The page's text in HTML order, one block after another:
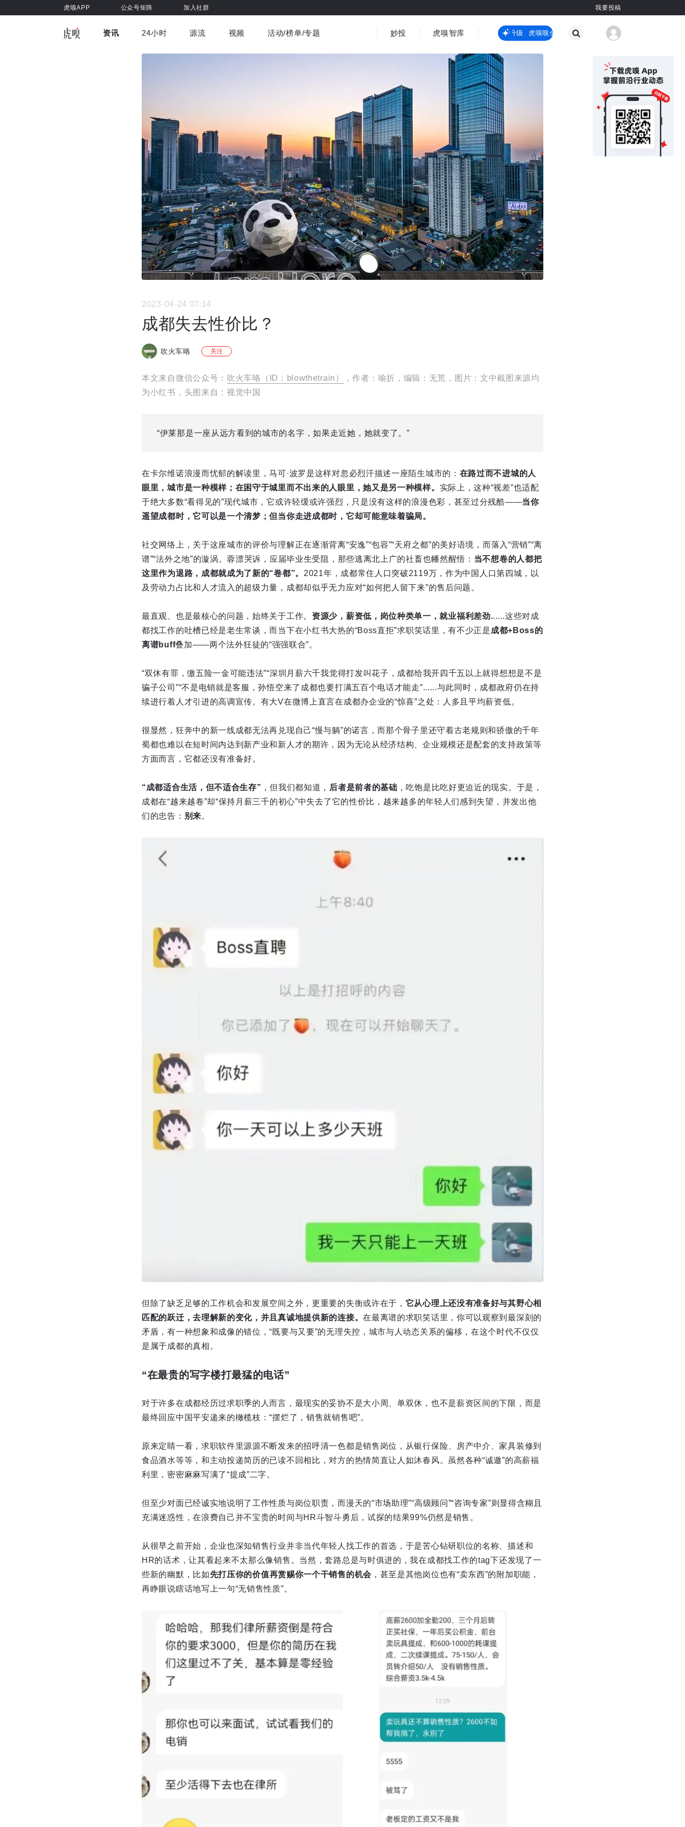
虎嗅APP 公众号矩阵 加入社群 我要投稿
资讯
车与出行 商业消费 社会文化 金融财经 出海
国际热点
其他
24小时 源流 视频 活动/榜单/专题 妙投 虎嗅智库 虎嗅嗅全新升级 虎嗅嗅全新升级
2023-04-24 07:14
成都失去性价比？
吹火车咯 关注
本文来自微信公众号： 吹火车咯（ID：blowthetrain）
，作者：喻折，编辑：无荒，图片：文中截图来源均
为小红书，头图来自：视觉中国
“伊莱那是一座从远方看到的城市的名字，如果走近她，她就变了。”
在卡尔维诺浪漫而忧郁的解读里，马可·波罗是这样对忽必烈汗描述一座陌生城市的： 在路过而不进城的人
眼里，城市是一种模样；在困守于城里而不出来的人眼里，她又是另一种模样。 实际上，这种“视差”也适配
于绝大多数“看得见的”现代城市，它或许轻缓或许强烈，只是没有这样的浪漫色彩，甚至过分残酷——当你
遥望成都时，它可以是一个清梦；但当你走进成都时，它却可能意味着骗局。
社交网络上，关于这座城市的评价与理解正在逐渐背离“安逸”“包容”“天府之都”的美好语境，而落入“营销”“离
谱”“法外之地”的漩涡。蓉漂哭诉，应届毕业生受阻，那些逃离北上广的社畜也幡然醒悟： 当不想卷的人都把
这里作为退路，成都就成为了新的“卷都”。 2021年，成都常住人口突破2119万，作为中国人口第四城，以
及劳动力占比和人才流入的超级力量，成都却似乎无力应对“如何把人留下来”的售后问题。
最直观、也是最核心的问题，始终关于工作。 资源少，薪资低，岗位种类单一，就业福利差劲......这些对成
都找工作的吐槽已经是老生常谈，而当下在小红书大热的“Boss直拒”求职笑话里，有不少正是成都+Boss的
离谱buff叠加——两个法外狂徒的“强强联合”。
“双休有罪，缴五险一金可能违法”“深圳月薪六千我觉得打发叫花子，成都给我开四千五以上就得想想是不是
骗子公司”“不是电销就是客服，孙悟空来了成都也要打满五百个电话才能走”......与此同时，成都政府仍在持
续进行着人才引进的高调宣传。有大V在微博上直言在成都办企业的“惊喜”之处：人多且平均薪资低。
很显然，狂奔中的新一线成都无法再兑现自己“慢与躺”的诺言，而那个骨子里还守着古老规则和骄傲的千年
蜀都也难以在短时间内达到新产业和新人才的期许，因为无论从经济结构、企业规模还是配套的支持政策等
方面而言，它都还没有准备好。
“成都适合生活，但不适合生存” ，但我们都知道， 后者是前者的基础 ，吃饱是比吃好更迫近的现实。于是，
成都在“越来越卷”却“保持月薪三千的初心”中失去了它的性价比，越来越多的年轻人们感到失望，并发出他
们的忠告： 别来。
但除了缺乏足够的工作机会和发展空间之外，更重要的失衡或许在于， 它从心理上还没有准备好与其野心相
匹配的跃迁，去理解新的变化，并且真诚地提供新的连接。在最离谱的求职笑话里，你可以观察到最深刻的
矛盾，有一种想象和成像的错位，“既要与又要”的无理失控，城市与人动态关系的偏移，在这个时代不仅仅
是属于成都的真相。
“在最贵的写字楼打最猛的电话”
对于许多在成都经历过求职季的人而言，最现实的妥协不是大小周、单双休，也不是薪资区间的下限，而是
最终回应中国平安递来的橄榄枝：“摆烂了，销售就销售吧”。
原来定睛一看，求职软件里源源不断发来的招呼清一色都是销售岗位，从银行保险、房产中介、家具装修到
食品酒水等等，和主动投递简历的已读不回相比，对方的热情简直让人如沐春风。虽然各种“诚邀”的高薪福
利里，密密麻麻写满了“提成”二字。
但至少对面已经诚实地说明了工作性质与岗位职责，而漫天的“市场助理”“高级顾问”“咨询专家”则显得含糊且
充满迷惑性，在浪费自己并不宝贵的时间与HR斗智斗勇后，试探的结果99%仍然是销售。
从很早之前开始，企业也深知销售行业并非当代年轻人找工作的首选，于是苦心钻研职位的名称、描述和
HR的话术，让其看起来不太那么像销售。当然，套路总是与时俱进的，我在成都找工作的tag下还发现了一
些新的幽默，比如先打压你的价值再赏赐你一个干销售的机会 ，甚至是其他岗位也有“卖东西”的附加职能，
再睁眼说瞎话地写上一句“无销售性质”。